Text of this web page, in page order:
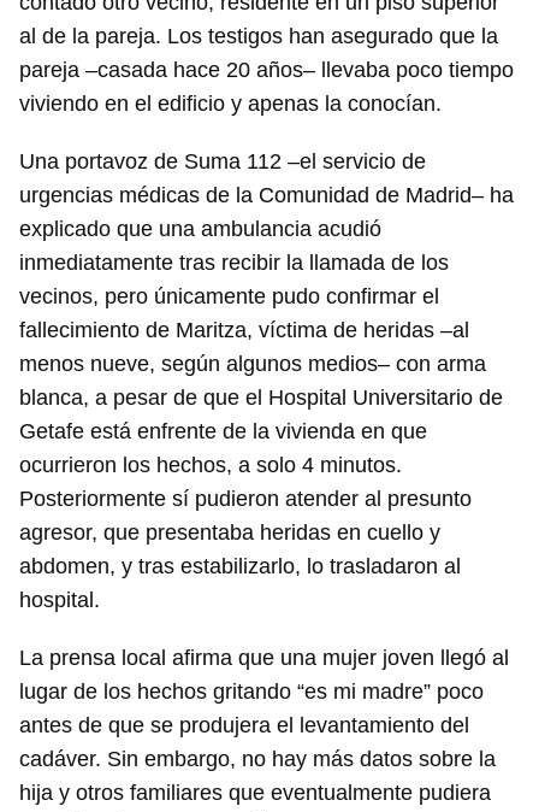
al de la pareja. Los testigos han asegurado que la
pareja –casada hace 20 años– llevaba poco tiempo
viviendo en el edificio y apenas la conocían.
Una portavoz de Suma 112 –el servicio de
urgencias médicas de la Comunidad de Madrid– ha
explicado que una ambulancia acudió
inmediatamente tras recibir la llamada de los
vecinos, pero únicamente pudo confirmar el
fallecimiento de Maritza, víctima de heridas –al
menos nueve, según algunos medios– con arma
blanca, a pesar de que el Hospital Universitario de
Getafe está enfrente de la vivienda en que
ocurrieron los hechos, a solo 4 minutos.
Posteriormente sí pudieron atender al presunto
agresor, que presentaba heridas en cuello y
abdomen, y tras estabilizarlo, lo trasladaron al
hospital.
La prensa local afirma que una mujer joven llegó al
lugar de los hechos gritando “es mi madre” poco
antes de que se produjera el levantamiento del
cadáver. Sin embargo, no hay más datos sobre la
hija y otros familiares que eventualmente pudiera